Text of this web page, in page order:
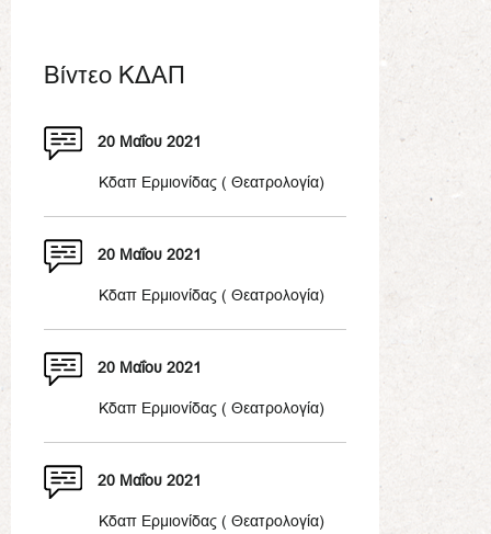
Βίντεο ΚΔΑΠ
20 Μαΐου 2021
Κδαπ Ερμιονίδας ( Θεατρολογία)
20 Μαΐου 2021
Κδαπ Ερμιονίδας ( Θεατρολογία)
20 Μαΐου 2021
Κδαπ Ερμιονίδας ( Θεατρολογία)
20 Μαΐου 2021
Kδαπ Ερμιονίδας ( Θεατρολογία)